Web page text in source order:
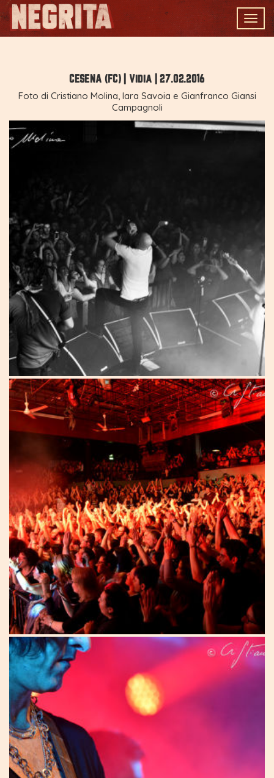
CESENA (FC) | Vidia | 27.02.2016
Foto di Cristiano Molina, Iara Savoia e Gianfranco Giansi
Campagnoli